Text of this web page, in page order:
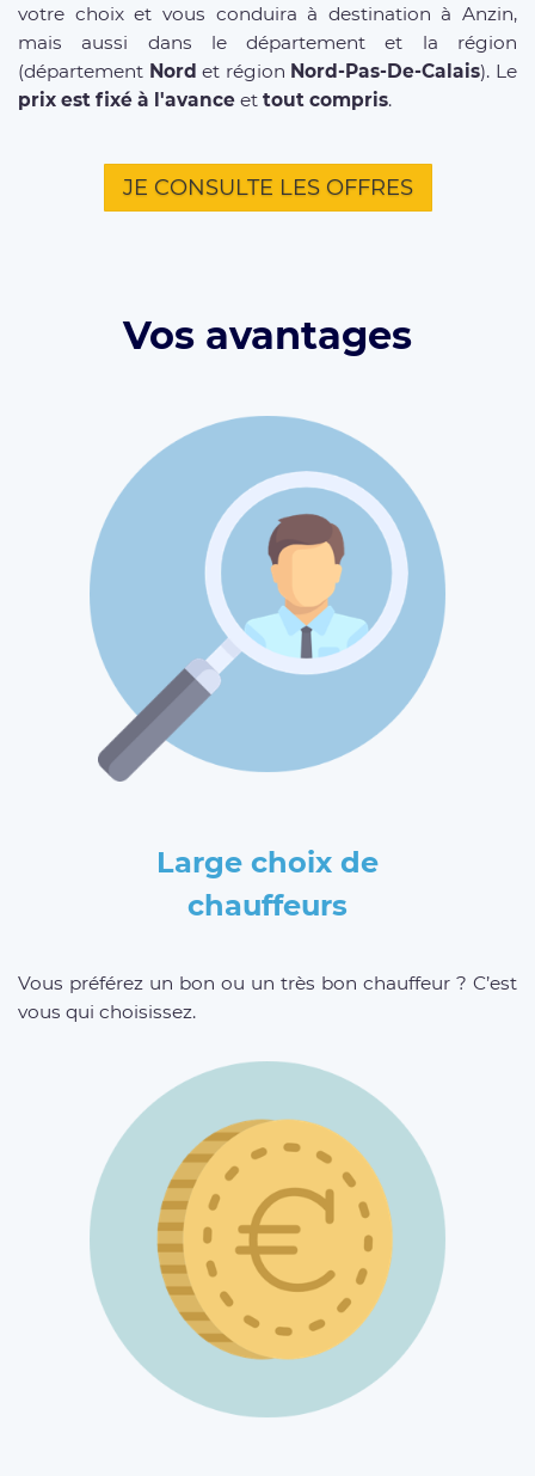
votre choix et vous conduira à destination à Anzin,
mais aussi dans le département et la région
(département Nord et région Nord-Pas-De-Calais). Le
prix est fixé à l'avance et tout compris.
JE CONSULTE LES OFFRES
Vos avantages
Large choix de
chauffeurs
Vous préférez un bon ou un très bon chauffeur ? C’est
vous qui choisissez.